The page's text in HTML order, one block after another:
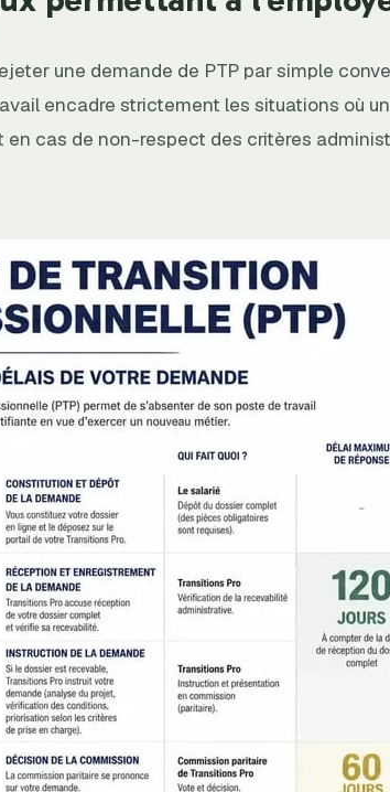
une demande de PTP par simple
encadre strictement les situations où
en cas de non-respect des critères